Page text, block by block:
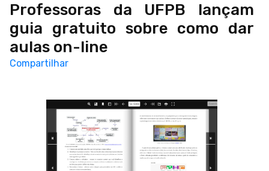
Professoras da UFPB lançam
guia gratuito sobre como dar
aulas on-line
Compartilhar